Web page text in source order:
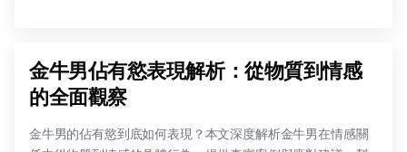
金牛男佔有慾表現解析：從物質到情感
的全面觀察
金牛男的佔有慾到底如何表現？本文深度解析金牛男在情感關